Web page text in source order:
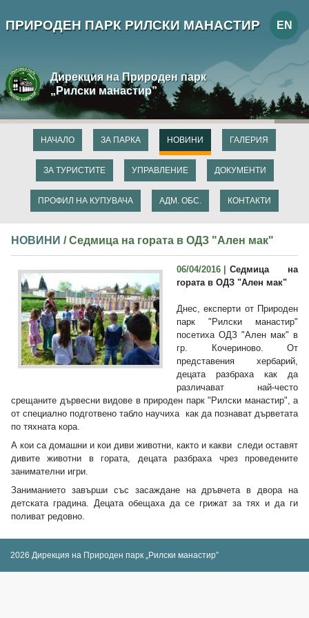
ПРИРОДЕН ПАРК РИЛСКИ МАНАСТИР EN
Дирекция на Природен парк
„Рилски манастир”
НАЧАЛО ЗА ПАРКА НОВИНИ
ЗА ТУРИСТИТЕ УПРАВЛЕНИЕ
ПРОФИЛ НА КУПУВАЧА
ДОКУМЕНТИ
ГАЛЕРИЯ
АДМ. ОБС. КОНТАКТИ
НОВИНИ / Седмица на гората в ОДЗ "Ален мак"
06/04/2016 |
Седмица на
гората в ОДЗ "Ален мак"
Днес, експерти от Природен
парк "Рилски манастир"
посетиха ОДЗ "Ален мак" в
гр. Кочериново. От
представения хербарий,
децата разбраха как да
различават най-често
срещаните дървесни видове в природен парк "Рилски манастир", а
от специално подготвено табло научиха как да познават дърветата
по тяхната кора.
А кои са домашни и кои диви животни, както и какви следи оставят
дивите животни в гората, децата разбраха чрез проведените
занимателни игри.
Заниманието завърши със засаждане на дръвчета в двора на
детската градина. Децата обещаха да се грижат за тях и да ги
поливат редовно.
2026 Дирекция на Природен парк „Рилски манастир”